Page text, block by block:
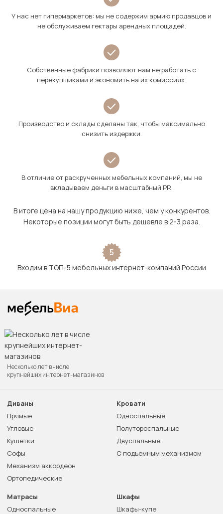
У нас нет гипермаркетов: мы не содержим армию продавцов и
не обслуживаем гектары арендных площадей.
Собственные фабрики позволяют нам не работать с
перекупщиками и экономить на их комиссиях.
Производство и склады сделаны так, чтобы максимально
снизить издержки.
В отличие от раскрученных мебельных компаний, мы не
вкладываем деньги в масштабный PR.
В итоге цена на нашу продукцию ниже, чем у конкурентов.
Некоторые позиции могут быть дешевле в 2-3 раза.
5
Входим в ТОП-5 мебельных интернет-компаний России
Несколько лет в числе
крупнейших интернет-магазинов
Диваны
Прямые
Угловые
Кушетки
Софы
Механизм аккордеон
Ортопедические
Кровати
Односпальные
Полутороспальные
Двуспальные
С подъемным механизмом
Матрасы
Односпальные
Шкафы
Шкафы-купе